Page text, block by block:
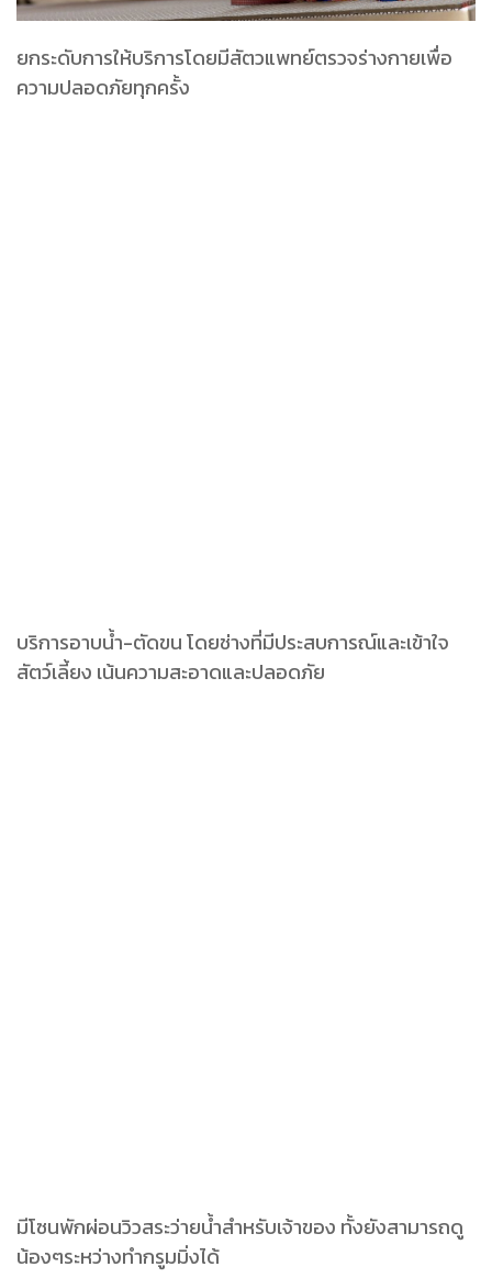
ยกระดับการให้บริการโดยมีสัตวแพทย์ตรวจร่างกายเพื่อ
ความปลอดภัยทุกครั้ง
บริการอาบน้ำ-ตัดขน โดยช่างที่มีประสบการณ์และเข้าใจ
สัตว์เลี้ยง เน้นความสะอาดและปลอดภัย
มีโซนพักผ่อนวิวสระว่ายน้ำสำหรับเจ้าของ ทั้งยังสามารถดู
น้องๆระหว่างทำกรูมมิ่งได้